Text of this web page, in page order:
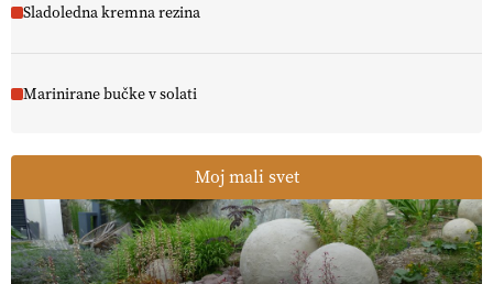
Sladoledna kremna rezina
Marinirane bučke v solati
Moj mali svet